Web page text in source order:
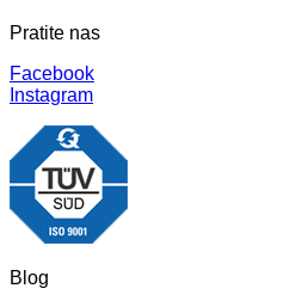
Pratite nas
Facebook
Instagram
Blog